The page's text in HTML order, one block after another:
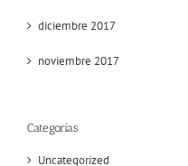
diciembre 2017
noviembre 2017
Categorías
Uncategorized